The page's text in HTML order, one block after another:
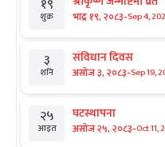
१९
शुक्र भाद्र १९, २०८३-Sep 4,
३
शनि
संविधान दिवस
असोज ३, २०८३-Sep 19,
२५
आइत
घटस्थापना
असोज २५, २०८३-Oct 11,